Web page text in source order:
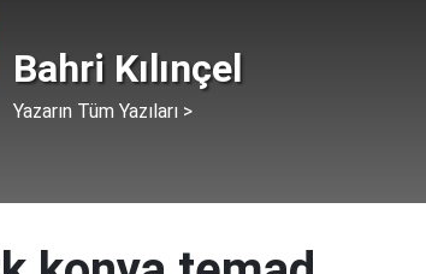
Bahri Kılınçel
Yazarın Tüm Yazıları >